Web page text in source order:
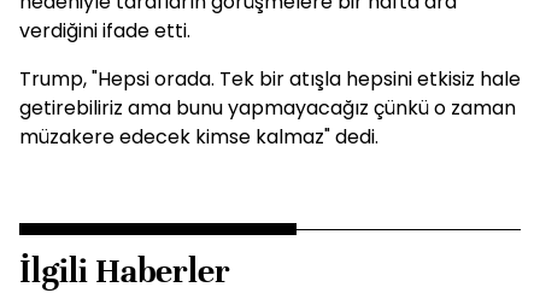
verdiğini ifade etti.
Trump, "Hepsi orada. Tek bir atışla hepsini etkisiz hale
getirebiliriz ama bunu yapmayacağız çünkü o zaman
müzakere edecek kimse kalmaz" dedi.
İlgili Haberler